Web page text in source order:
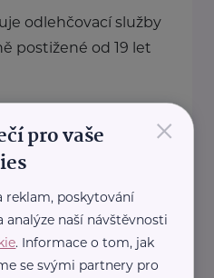
odlehčovací služby
postižené od 19 let
příspěvková
×
pro vaše
reklam, poskytování
naší návštěvnosti
. Informace o tom, jak
se svými partnery pro